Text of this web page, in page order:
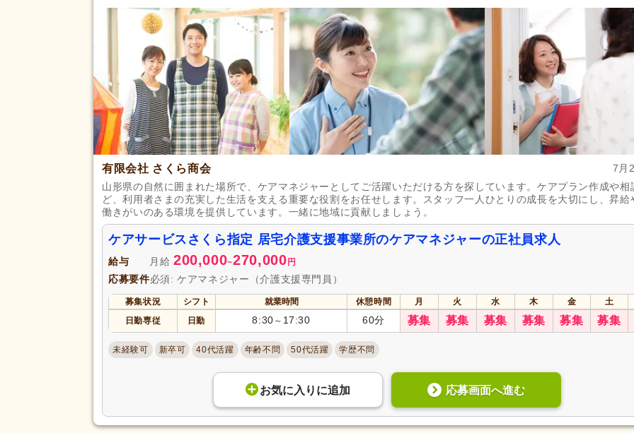
土日休み (13) 土日祝休み(7) 土曜休み (11)
日曜休み (12) 年間休日110日以上 年間休日120日以上 (14)
産休あり 育休あり 介護休業(42)
看護休暇 (39) 夏季休暇 冬季休暇(19)
年末年始休暇(6)
給与・手当
福利厚生
賞与あり(85) 社会保険完備 (89) 研修制度あり (65)
企業年金(26) 昇給あり (81) 復職支援あり(27)
退職金あり(68) 日・祝給与アップ(2) 住宅手当(16)
処遇改善手当(36) 夜勤手当(5) 託児施設あり(7)
資格手当(55) 扶養手当(8)
正社員登用あり (16) 副業可(1)
アクセス
駅近(6)
バイク通勤可 (2)
有限会社 さくら商会
7月
山形県の自然に囲まれた場所で、ケアマネジャーとしてご活躍いただける方を探しています。ケアプラン作成や相
ど、利用者さまの充実した生活を支える重要な役割をお任せします。スタッフ一人ひとりの成長を大切にし、昇給
働きがいのある環境を提供しています。一緒に地域に貢献しましょう。
ケアサービスさくら指定 居宅介護支援事業所のケアマネジャーの正社員求人
給与 月給 200,000~270,000 円
応募要件必須: ケアマネジャー（介護支援専門員）
募集状況 シフト 就業時間 休憩時間 月 火 水 木 金
土
日勤専従
日勤 8:30 ～ 17:30 60分 募集 募集 募集 募集 募集 募集
未経験可 新卒可 40代活躍 年齢不問 50代活躍 学歴不問
お気に入り に追加 応募画面へ進む